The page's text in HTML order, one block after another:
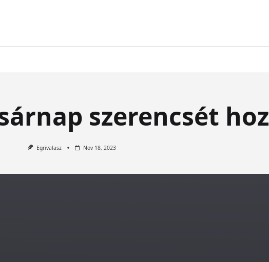
szerencsét hoz
Egrivalasz Nov 18, 2023